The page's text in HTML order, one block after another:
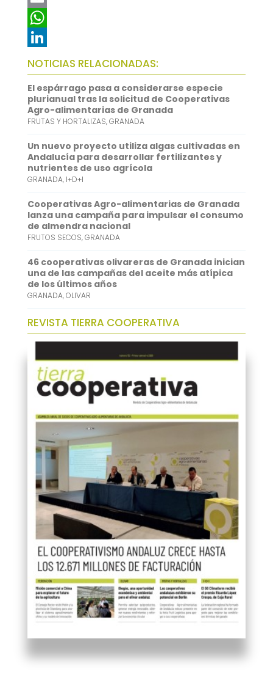
c
e
b
o
o
k
w
t
t
e
r
E
m
a
i
l
W
h
a
t
s
A
p
p
L
i
n
k
e
d
I
n
NOTICIAS RELACIONADAS:
El espárrago pasa a considerarse especie
plurianual tras la solicitud de Cooperativas
Agro-alimentarias de Granada
FRUTAS Y HORTALIZAS,GRANADA
Un nuevo proyecto utiliza algas cultivadas en
Andalucía para desarrollar fertilizantes y
nutrientes de uso agrícola
GRANADA, I+D+I
Cooperativas Agro-alimentarias de Granada
lanza una campaña para impulsar el consumo
de almendra nacional
FRUTOS SECOS,GRANADA
46 cooperativas olivareras de Granada inician
una de las campañas del aceite más atípica
de los últimos años
GRANADA,OLIVAR
REVISTA TIERRA COOPERATIVA